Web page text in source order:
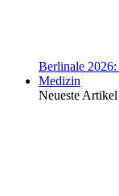
Berlinale
Medizin
Neueste Artikel